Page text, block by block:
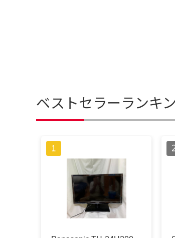
ベストセラーランキ